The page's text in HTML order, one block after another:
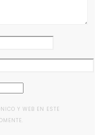
Y WEB EN ESTE